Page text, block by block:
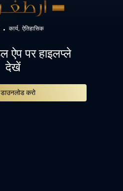
कार्य ऐतिहासिक
ऐप पर हाइलप्ले
देखें
करो